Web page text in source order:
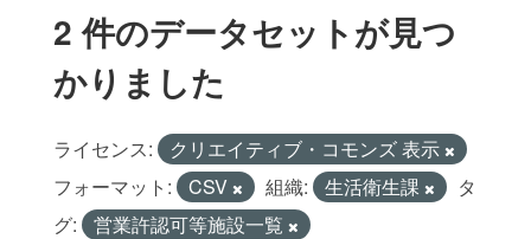
2 件のデータセットが見つ
かりました
ライセンス:
クリエイティブ・コモンズ 表示
フォーマット:
CSV 組織: 生活衛生課
タ
グ:
営業許認可等施設一覧